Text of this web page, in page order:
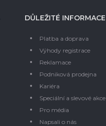
DŮLEŽITÉ INFORMACE
Platba a doprava
Výhody registrace
Reklamace
Podniková prodejna
Kariéra
Speciální a slevové akce
Pro média
Napsali o nás